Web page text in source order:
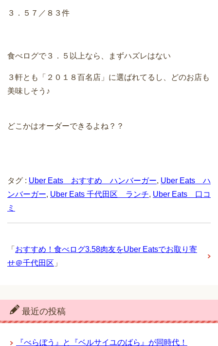
３．５７／８３件
食べログで３．５以上なら、まずハズレはない
３軒とも「２０１８百名店」に選ばれてるし、どのお店も
美味しそう♪
どこかはオーダーできるよね？？
タグ : Uber Eats おすすめ ハンバーガー, Uber Eats ハ
ンバーガー, Uber Eats 千代田区 ランチ, Uber Eats 口コ
ミ
「 おすすめ！食べログ3.58肉友をUber Eatsでお取り寄
せ＠千代田区 」
最近の投稿
『べらぼう』と『ベルサイユのばら』が同時代！